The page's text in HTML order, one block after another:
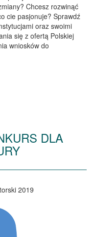
Chcesz rozwinąć
cie pasjonuje? Sprawdź
oraz swoimi
się z ofertą Polskiej
wniosków do
DLA
2019